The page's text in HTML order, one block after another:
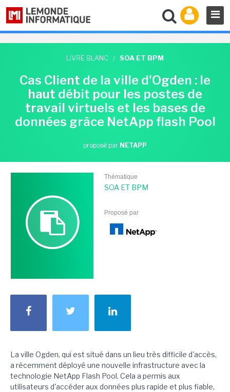
LIVRE BLANC / SOA ET BPM
Cas Client de la ville d'Ogden : le
haut débit pour les postes de
travail virtuels et les bases de
données grâce NetApp flash Pool
proposé par NETAPP
Thématique
SOA ET BPM
Proposé par
La ville Ogden, qui est situé dans un lieu très difficile d'accès,
a récemment déployé une nouvelle infrastructure avec la
technologie NetApp Flash Pool. Cela a permis aux
utilisateurs d'accéder aux données plus rapide et plus fiable,